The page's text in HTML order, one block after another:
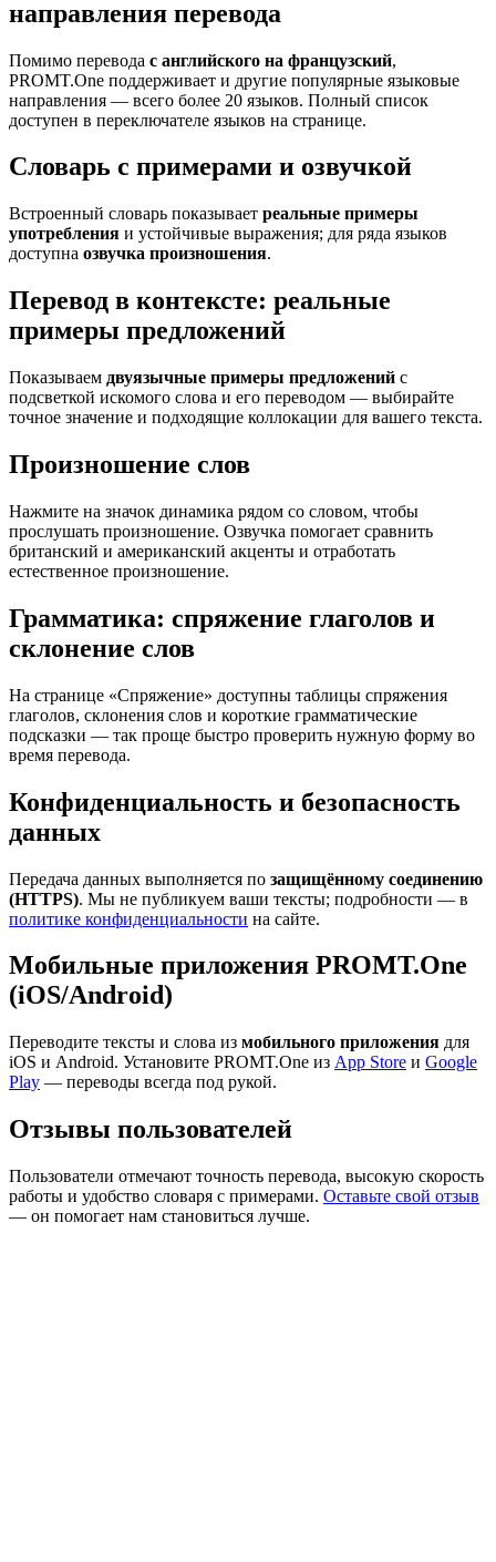
направления перевода
Помимо перевода с английского на французский,
PROMT.One поддерживает и другие популярные языковые
направления — всего более 20 языков. Полный список
доступен в переключателе языков на странице.
Словарь с примерами и озвучкой
Встроенный словарь показывает реальные примеры
употребления и устойчивые выражения; для ряда языков
доступна озвучка произношения.
Перевод в контексте: реальные
примеры предложений
Показываем двуязычные примеры предложений с
подсветкой искомого слова и его переводом — выбирайте
точное значение и подходящие коллокации для вашего текста.
Произношение слов
Нажмите на значок динамика рядом со словом, чтобы
прослушать произношение. Озвучка помогает сравнить
британский и американский акценты и отработать
естественное произношение.
Грамматика: спряжение глаголов и
склонение слов
На странице «Спряжение» доступны таблицы спряжения
глаголов, склонения слов и короткие грамматические
подсказки — так проще быстро проверить нужную форму во
время перевода.
Конфиденциальность и безопасность
данных
Передача данных выполняется по защищённому соединению
(HTTPS). Мы не публикуем ваши тексты; подробности — в
политике конфиденциальности на сайте.
Мобильные приложения PROMT.One
(iOS/Android)
Переводите тексты и слова из мобильного приложения для
iOS и Android. Установите PROMT.One из App Store и Google
Play — переводы всегда под рукой.
Отзывы пользователей
Пользователи отмечают точность перевода, высокую скорость
работы и удобство словаря с примерами. Оставьте свой отзыв
— он помогает нам становиться лучше.